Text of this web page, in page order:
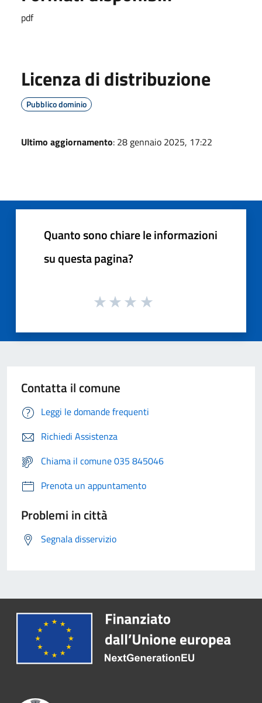
pdf
Licenza di distribuzione
Pubblico dominio
Ultimo aggiornamento: 28 gennaio 2025, 17:22
Quanto sono chiare le informazioni
su questa pagina?
Contatta il comune
Leggi le domande frequenti
Richiedi Assistenza
Chiama il comune 035 845046
Prenota un appuntamento
Problemi in città
Segnala disservizio